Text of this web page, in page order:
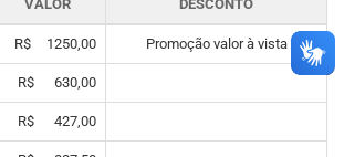
VALOR DESCONTO
R$ 1250,00 Promoção valor à vista
R$ 630,00
R$ 427,00